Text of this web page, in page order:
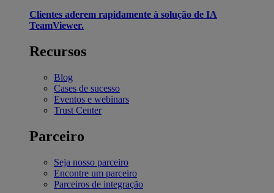
Clientes aderem rapidamente à solução de IA
TeamViewer.
Recursos
Blog
Cases de sucesso
Eventos e webinars
Trust Center
Parceiro
Seja nosso parceiro
Encontre um parceiro
Parceiros de integração